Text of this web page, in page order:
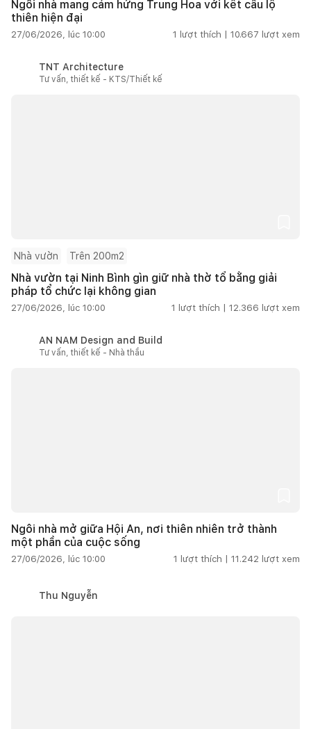
Ngôi nhà mang cảm hứng Trung Hoa với kết cấu lộ
thiên hiện đại
27/06/2026, lúc 10:00 1 lượt thích | 10.667 lượt xem
TNT Architecture
Tư vấn, thiết kế - KTS/Thiết kế
Nhà vườn Trên 200m2
Nhà vườn tại Ninh Bình gìn giữ nhà thờ tổ bằng giải
pháp tổ chức lại không gian
27/06/2026, lúc 10:00 1 lượt thích | 12.366 lượt xem
AN NAM Design and Build
Tư vấn, thiết kế - Nhà thầu
Ngôi nhà mở giữa Hội An, nơi thiên nhiên trở thành
một phần của cuộc sống
27/06/2026, lúc 10:00 1 lượt thích | 11.242 lượt xem
Thu Nguyễn